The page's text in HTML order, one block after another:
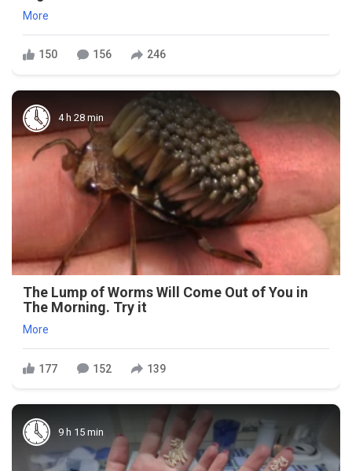
More
150 156 246
4 h 28 min
The Lump of Worms Will Come Out of You in
The Morning. Try it
More
177 152 139
9 h 15 min